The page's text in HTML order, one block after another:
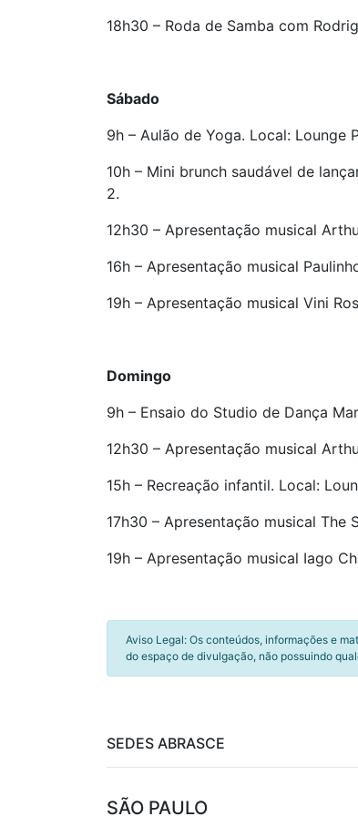
18h30 – Roda de Samba com
Sábado
9h – Aulão de Yoga. Local: Lounge
10h – Mini brunch saudável de
2.
12h30 – Apresentação musical
16h – Apresentação musical
19h – Apresentação musical Vini
Domingo
9h – Ensaio do Studio de Dança
12h30 – Apresentação musical
15h – Recreação infantil. Local:
17h30 – Apresentação musical The
19h – Apresentação musical Iago
Aviso Legal: Os conteúdos, informações e
do espaço de divulgação, não possuindo
SEDES ABRASCE
SÃO PAULO